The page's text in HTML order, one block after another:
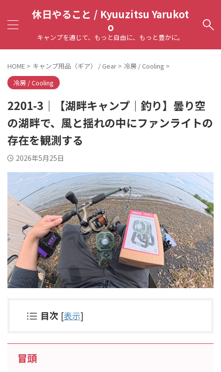
休日やること / Kyuuzitsu Yarukot
o
キャンプを通じて、もっと自由に、もっと豊かに。
HOME > キャンプ用品（ギア） / Gear > 冷房 / Cooling >
冷房 / Cooling
2201-3｜【湖畔キャンプ｜釣り】曇り空
の湖畔で、風と揺れの中にファンライトの
存在を観測する
2026年5月25日
目次 [表示]
冒頭